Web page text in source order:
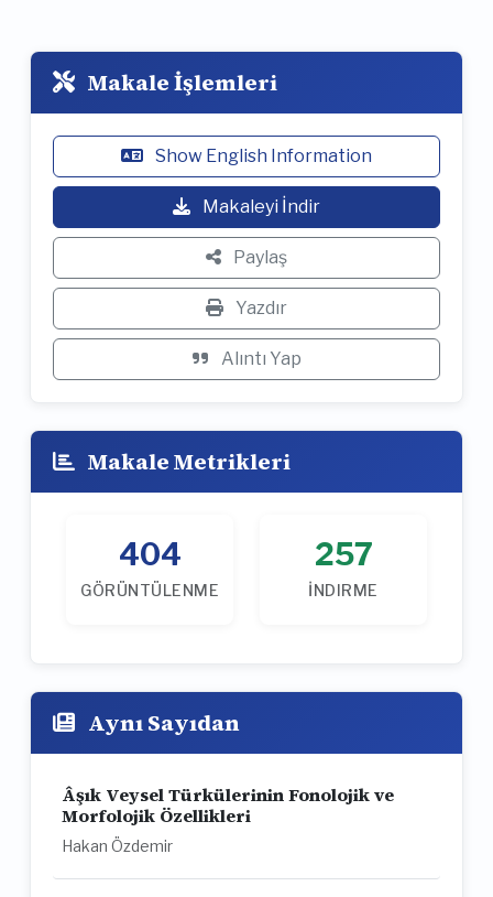
Makale İşlemleri
Show English Information
Makaleyi İndir
Paylaş
Yazdır
Alıntı Yap
Makale Metrikleri
404
GÖRÜNTÜLENME
257
İNDIRME
Aynı Sayıdan
Âşık Veysel Türkülerinin Fonolojik ve
Morfolojik Özellikleri
Hakan Özdemir